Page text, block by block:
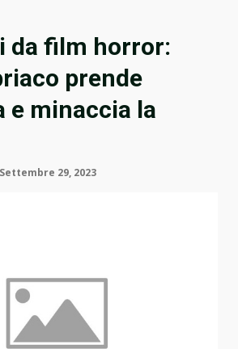
da film horror:
prende
e minaccia la
Settembre 29, 2023